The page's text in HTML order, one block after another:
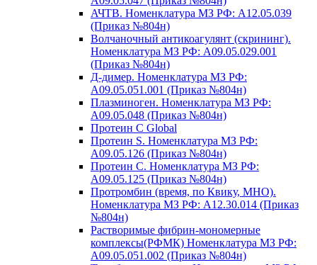
АЧТВ. Номенклатура МЗ РФ: A12.05.039
(Приказ №804н)
Волчаночный антикоагулянт (скрининг).
Номенклатура МЗ РФ: A09.05.029.001
(Приказ №804н)
Д-димер. Номенклатура МЗ РФ:
A09.05.051.001 (Приказ №804н)
Плазминоген. Номенклатура МЗ РФ:
A09.05.048 (Приказ №804н)
Протеин C Global
Протеин S. Номенклатура МЗ РФ:
A09.05.126 (Приказ №804н)
Протеин С. Номенклатура МЗ РФ:
A09.05.125 (Приказ №804н)
Протромбин (время, по Квику, МНО).
Номенклатура МЗ РФ: A12.30.014 (Приказ
№804н)
Растворимые фибрин-мономерные
комплексы(РФМК) Номенклатура МЗ РФ:
A09.05.051.002 (Приказ №804н)